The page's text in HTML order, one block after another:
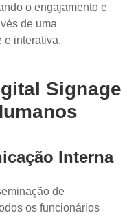
o engajamento e
de uma
e interativa.
Signage
Interna
de
os funcionários